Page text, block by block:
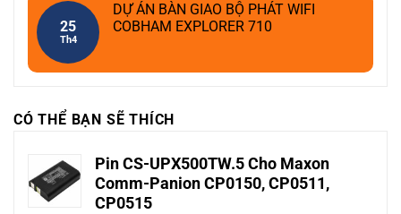
25
Th4
DỰ ÁN BÀN GIAO BỘ PHÁT WIFI
COBHAM EXPLORER 710
CÓ THỂ BẠN SẼ THÍCH
Pin CS-UPX500TW.5 Cho Maxon
Comm-Panion CP0150, CP0511,
CP0515